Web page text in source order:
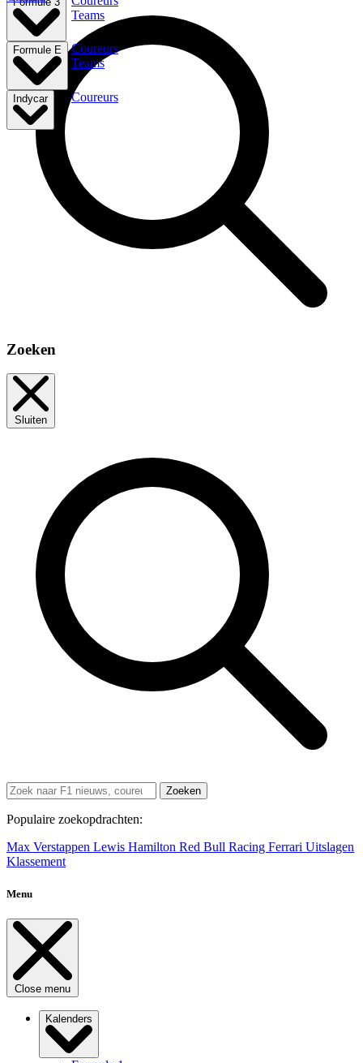
Teams
Formule E
Coureurs
Teams
Indycar Coureurs
Zoeken
Sluiten
Zoeken
Populaire zoekopdrachten:
Max Verstappen Lewis Hamilton Red Bull Racing Ferrari Uitslagen
Klassement
Menu
Close menu
Kalenders